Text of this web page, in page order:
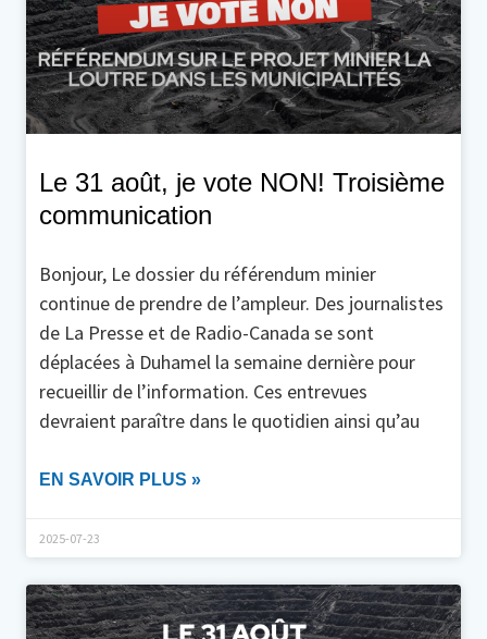
Le 31 août, je vote NON! Troisième
communication
Bonjour, Le dossier du référendum minier
continue de prendre de l’ampleur. Des journalistes
de La Presse et de Radio-Canada se sont
déplacées à Duhamel la semaine dernière pour
recueillir de l’information. Ces entrevues
devraient paraître dans le quotidien ainsi qu’au
EN SAVOIR PLUS »
2025-07-23